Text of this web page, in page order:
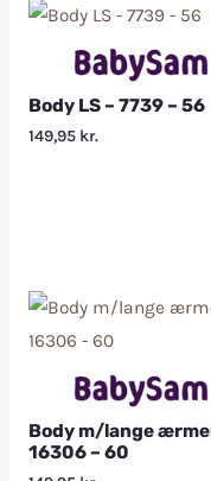
Body LS – 7739 – 56
149,95 kr.
Body m/lange
16306 – 60